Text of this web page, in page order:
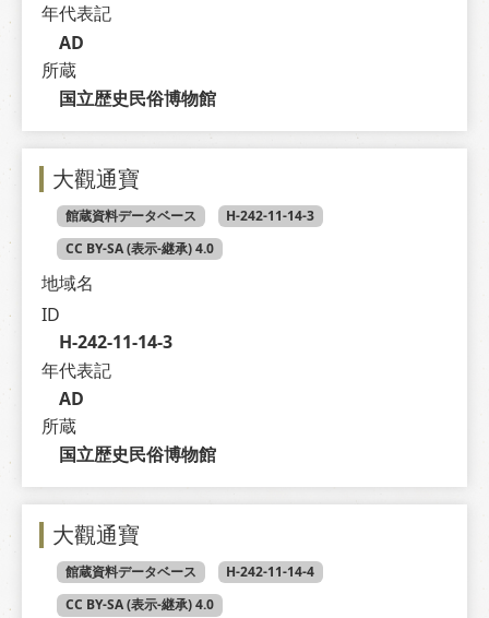
年代表記
AD
所蔵
国立歴史民俗博物館
大觀通寶
館蔵資料データベース
H-242-11-14-3
CC BY-SA (表示-継承) 4.0
地域名
ID
H-242-11-14-3
年代表記
AD
所蔵
国立歴史民俗博物館
大觀通寶
館蔵資料データベース
H-242-11-14-4
CC BY-SA (表示-継承) 4.0